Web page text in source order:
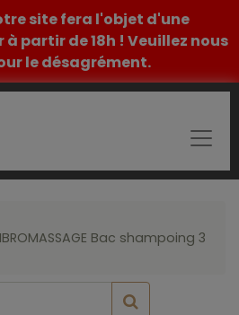
site fera l'objet d'une
partir de 18h ! Veuillez nous
le désagrément.
Bac shampoing 3